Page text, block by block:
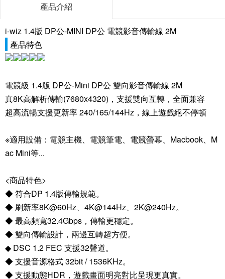
產品介紹
i-wiz 1.4版 DP公-MINI DP公 電競影音傳輸線 2M
產品特色
電競級 1.4版 DP公-Mini DP公 雙向影音傳輸線 2M
真8K高解析傳輸(7680x4320)，支援雙向互轉，全面兼容
超高流暢支援更新率 240/165/144Hz，線上遊戲絕不停頓
※適用設備：電競主機、電競筆電、電競螢幕、Macbook、M
ac Mini等...
<商品特色>
◆ 符合DP 1.4版傳輸規範。
◆ 刷新率8K@60Hz、4K@144Hz、2K@240Hz。
◆ 最高頻寬32.4Gbps，傳輸更穩定。
◆ 雙向傳輸設計，兩邊互轉超方便。
◆ DSC 1.2 FEC 支援32聲道。
◆ 支援音源格式 32bit / 1536KHz。
◆ 支援動態HDR，遊戲畫面明亮對比呈現更真實。